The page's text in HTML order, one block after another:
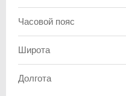
Часовой пояс
Широта
Долгота